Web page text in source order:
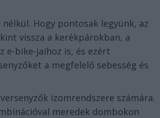
Hogy pontosak legyünk, az
vissza a kerékpárokban, a
e-bike-jaihoz is, és ezért
a megfelelő sebesség és
izomrendszere számára.
meredek dombokon